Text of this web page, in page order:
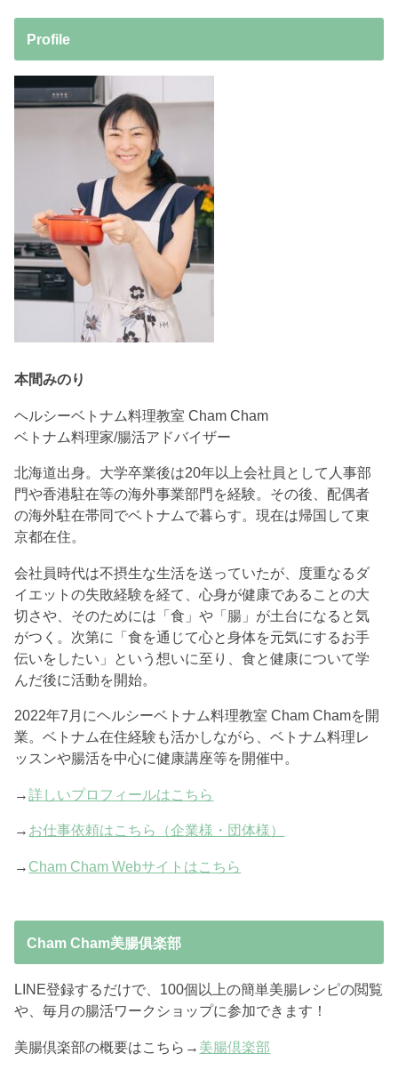
Profile
本間みのり
ヘルシーベトナム料理教室 Cham Cham
ベトナム料理家/腸活アドバイザー
北海道出身。大学卒業後は20年以上会社員として人事部
門や香港駐在等の海外事業部門を経験。その後、配偶者
の海外駐在帯同でベトナムで暮らす。現在は帰国して東
京都在住。
会社員時代は不摂生な生活を送っていたが、度重なるダ
イエットの失敗経験を経て、心身が健康であることの大
切さや、そのためには「食」や「腸」が土台になると気
がつく。次第に「食を通じて心と身体を元気にするお手
伝いをしたい」という想いに至り、食と健康について学
んだ後に活動を開始。
2022年7月にヘルシーベトナム料理教室 Cham Chamを開
業。ベトナム在住経験も活かしながら、ベトナム料理レ
ッスンや腸活を中心に健康講座等を開催中。
→詳しいプロフィールはこちら
→ お仕事依頼はこちら（企業様・団体様）
→ Cham Cham Webサイトはこちら
Cham Cham美腸俱楽部
LINE登録するだけで、100個以上の簡単美腸レシピの閲覧
や、毎月の腸活ワークショップに参加できます！
美腸倶楽部の概要はこちら→ 美腸倶楽部